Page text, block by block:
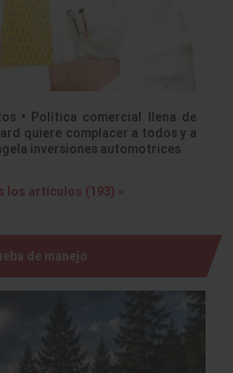
• Política comercial llena de
quiere complacer a todos y a
inversiones automotrices
los artículos (193) »
de manejo